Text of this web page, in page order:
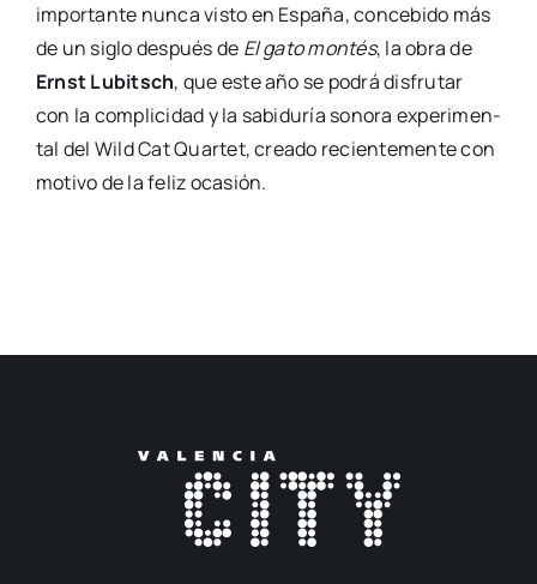
impor­tan­te nun­ca vis­to en Espa­ña, con­ce­bi­do más
de un siglo des­pués de El gato mon­tés, la obra de
Ernst Lubitsch, que este año se podrá dis­fru­tar
con la com­pli­ci­dad y la sabi­du­ría sono­ra expe­ri­men­
tal del Wild Cat Quar­tet, crea­do recien­te­men­te con
moti­vo de la feliz oca­sión.